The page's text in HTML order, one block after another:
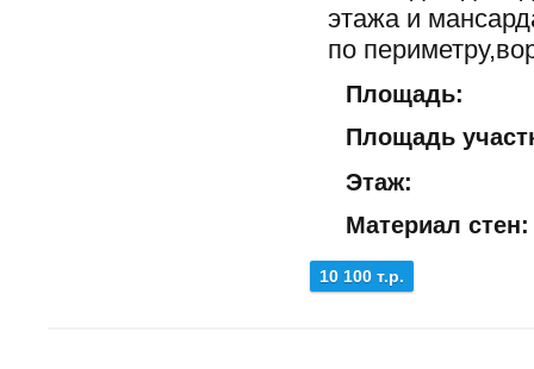
этажа и
по
Площадь:
Площадь
Этаж:
Материал стен:
10 100 т.р.